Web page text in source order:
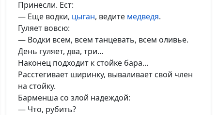
Принесли. Ест:
— Еще водки, цыган, ведите медведя.
Гуляет вовсю:
— Водки всем, всем танцевать, всем оливье.
День гуляет, два, три…
Наконец подходит к стойке бара…
Расстегивает ширинку, вываливает свой член
на стойку.
Барменша со злой надеждой:
— Что, рубить?